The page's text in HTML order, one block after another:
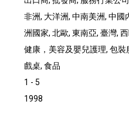
非洲, 大洋洲, 中南美洲, 中國
洲國家, 北歐, 東南亞, 臺灣,
健康，美容及嬰兒護理, 包裝
戲桌, 食品
1 - 5
1998